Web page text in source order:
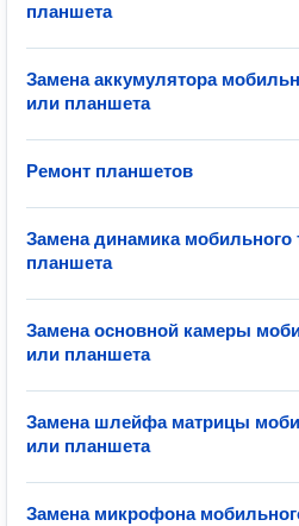
планшета
Замена аккумулятора
или планшета
Ремонт планшетов
Замена динамика мобильного
планшета
Замена основной камеры
или планшета
Замена шлейфа матрицы
или планшета
Замена микрофона